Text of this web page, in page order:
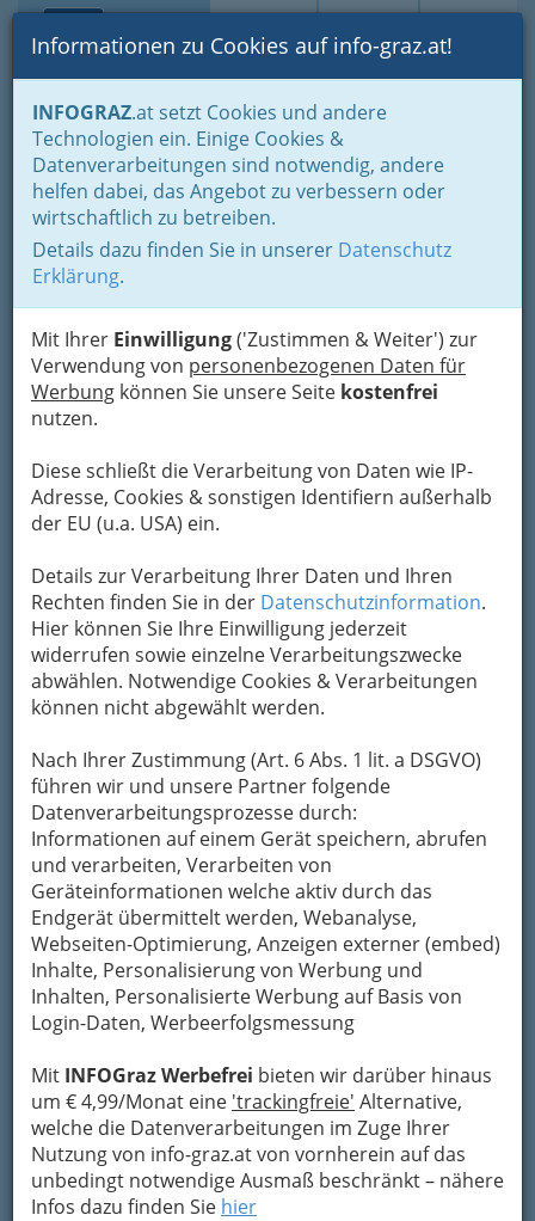
Suche Login Toggle
Informationen zu Cookies auf info-graz.at!
INFOGRAZ.at setzt Cookies und andere
Technologien ein. Einige Cookies &
Datenverarbeitungen sind notwendig, andere
helfen dabei, das Angebot zu verbessern oder
wirtschaftlich zu betreiben.
Details dazu finden Sie in unserer Datenschutz
Erklärung.
Mit Ihrer Einwilligung('Zustimmen & Weiter') zur
Verwendung von personenbezogenen Daten für
Werbung können Sie unsere Seite kostenfrei
nutzen.
Diese schließt die Verarbeitung von Daten wie IP-
Adresse, Cookies & sonstigen Identifiern außerhalb
der EU (u.a. USA) ein.
Details zur Verarbeitung Ihrer Daten und Ihren
Rechten finden Sie in der Datenschutzinformation.
Hier können Sie Ihre Einwilligung jederzeit
widerrufen sowie einzelne Verarbeitungszwecke
abwählen. Notwendige Cookies & Verarbeitungen
können nicht abgewählt werden.
Nach Ihrer Zustimmung (Art. 6 Abs. 1 lit. a DSGVO)
führen wir und unsere Partner folgende
Datenverarbeitungsprozesse durch:
Informationen auf einem Gerät speichern, abrufen
und verarbeiten, Verarbeiten von
Geräteinformationen welche aktiv durch das
Endgerät übermittelt werden, Webanalyse,
Webseiten-Optimierung, Anzeigen externer (embed)
Inhalte, Personalisierung von Werbung und
Inhalten, Personalisierte Werbung auf Basis von
Login-Daten, Werbeerfolgsmessung
Mit INFOGraz Werbefrei bieten wir darüber hinaus
um € 4,99/Monat eine 'trackingfreie' Alternative,
welche die Datenverarbeitungen im Zuge Ihrer
Nutzung von info-graz.at von vornherein auf das
unbedingt notwendige Ausmaß beschränkt – nähere
Infos dazu finden Sie hier
Home Lifestyle
Feste feiern
Spielwaren und Papierfachgeschäfte
Harald Georg Uhl
Gesellschaft m.b.H.
Marktplatz 2, 8073 Feldkirchen
+43 316 767 777-0
+43 316 767 777-66
Karte
Karte anzeigen
Kontaktaufnahme
Um die Info-Graz Firmenvor Spam-Mails zu
bewahren, verwenden wir an dieser Stelle zur
Übermittlung Ihrer Nachricht ein sicheres
Formular. Ihre Nachricht wird nach dem
Absenden umgehend per Mail an das
Unternehmen Harald Georg Uhl Gesellschaft
Mein Name
Meine Email Adresse
Mein Betreff